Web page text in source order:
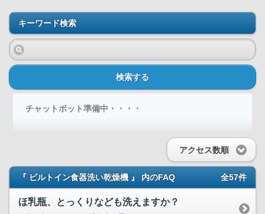
キーワード検索
検索する
チャットボット準備中・・・・
アクセス数順
『 ビルトイン食器洗い乾燥機 』 内のFAQ 全57件
ほ乳瓶、とっくりなども洗えますか？